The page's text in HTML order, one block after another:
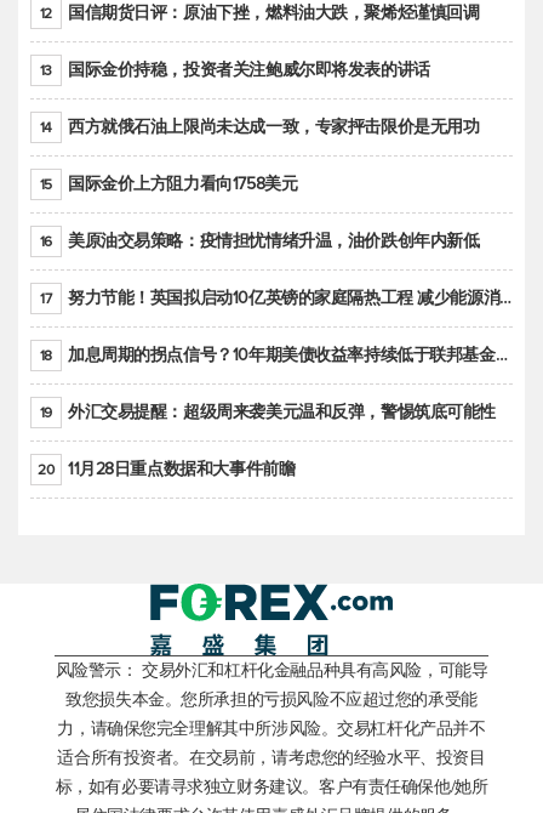
12 国信期货日评：原油下挫，燃料油大跌，聚烯烃谨慎回调
13 国际金价持稳，投资者关注鲍威尔即将发表的讲话
14 西方就俄石油上限尚未达成一致，专家抨击限价是无用功
15 国际金价上方阻力看向1758美元
16 美原油交易策略：疫情担忧情绪升温，油价跌创年内新低
17 努力节能！英国拟启动10亿英镑的家庭隔热工程 减少能源消耗
18 加息周期的拐点信号？10年期美债收益率持续低于联邦基金利率目标区间
19 外汇交易提醒：超级周来袭美元温和反弹，警惕筑底可能性
20 11月28日重点数据和大事件前瞻
风险警示： 交易外汇和杠杆化金融品种具有高风险，可能导
致您损失本金。您所承担的亏损风险不应超过您的承受能
力，请确保您完全理解其中所涉风险。交易杠杆化产品并不
适合所有投资者。在交易前，请考虑您的经验水平、投资目
标，如有必要请寻求独立财务建议。客户有责任确保他/她所